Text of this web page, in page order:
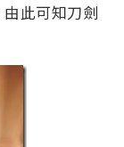
此可知刀劍